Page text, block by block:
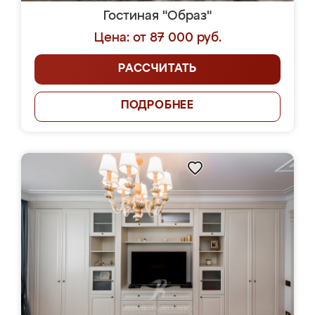
Гостиная "Образ"
Цена: от 87 000 руб.
РАССЧИТАТЬ
ПОДРОБНЕЕ